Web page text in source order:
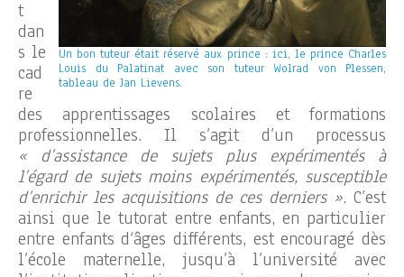
Un bon tuteur était réservé aux prince : ici, le prince Charles
Louis du Palatinat avec son tuteur Wolrad von Plessen,
tableau de Jan Lievens.
t
dan
s le
cad
re
des apprentissages scolaires et formations
professionnelles. Il s’agit d’un processus
« d’assistance de sujets plus expérimentés à
l’égard de sujets moins expérimentés, susceptible
d’enrichir les acquisitions de ces derniers ». C’est
ainsi que le tutorat entre enfants, en particulier
entre enfants d‘âges différents, est encouragé dès
l’école maternelle, jusqu’à l’université avec